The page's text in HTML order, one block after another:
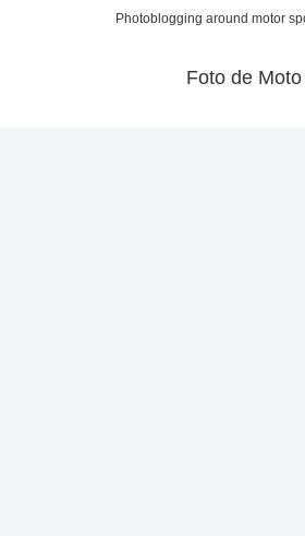
Photoblogging around motor
Foto de Moto